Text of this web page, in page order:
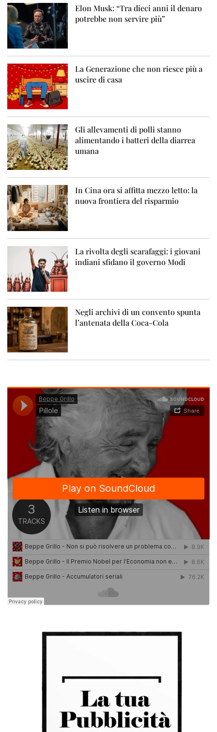
Elon Musk: “Tra dieci anni il denaro
potrebbe non servire più”
La Generazione che non riesce più a
uscire di casa
Gli allevamenti di polli stanno
alimentando i batteri della diarrea
umana
In Cina ora si affitta mezzo letto: la
nuova frontiera del risparmio
La rivolta degli scarafaggi: i giovani
indiani sfidano il governo Modi
Negli archivi di un convento spunta
l’antenata della Coca-Cola